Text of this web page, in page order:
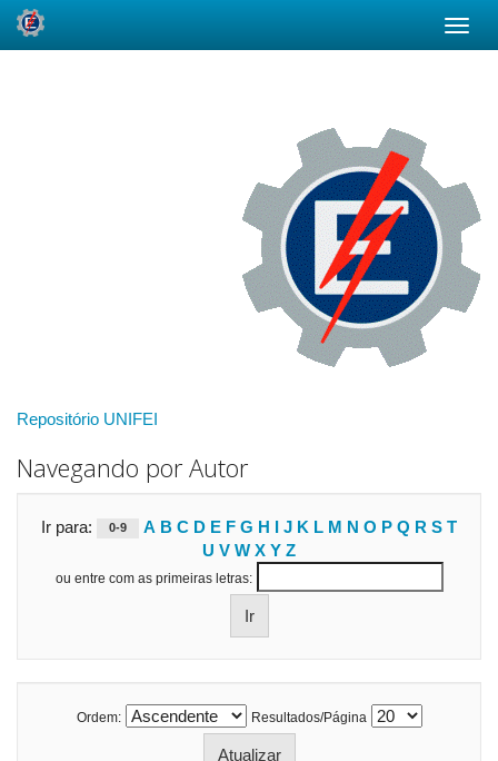
Repositório UNIFEI
Navegando por Autor
Ir para: 0-9 A B C D E F G H I J K L M N O P Q R S T
U V W X Y Z
ou entre com as primeiras letras:
Ordem: Resultados/Página